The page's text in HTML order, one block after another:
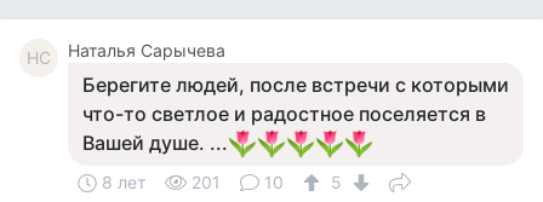
НС Наталья Сарычева
Берегите людей, после встречи с которыми
что-то светлое и радостное поселяется в
Вашей душе. ...
8 лет 201 10 5